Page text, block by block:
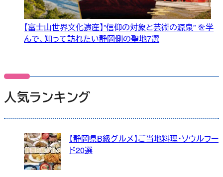
【富士山世界文化遺産】”信仰の対象と芸術の源泉” を学
んで、知って訪れたい静岡側の聖地7選
人気ランキング
【静岡県B級グルメ】ご当地料理・ソウルフー
ド20選